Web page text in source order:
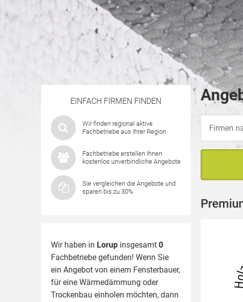
EINFACH FIRMEN FINDEN
Wir finden regional aktive
Fachbetriebe aus Ihrer Region
Fachbetriebe erstellen Ihnen
kostenlos unverbindliche Angebote
Sie vergleichen die Angebote und
sparen bis zu 30%
Wir haben in Lorup insgesamt 0
Fachbetriebe gefunden! Wenn Sie
ein Angebot von einem Fensterbauer,
für eine Wärmedämmung oder
Trockenbau einholen möchten, dann